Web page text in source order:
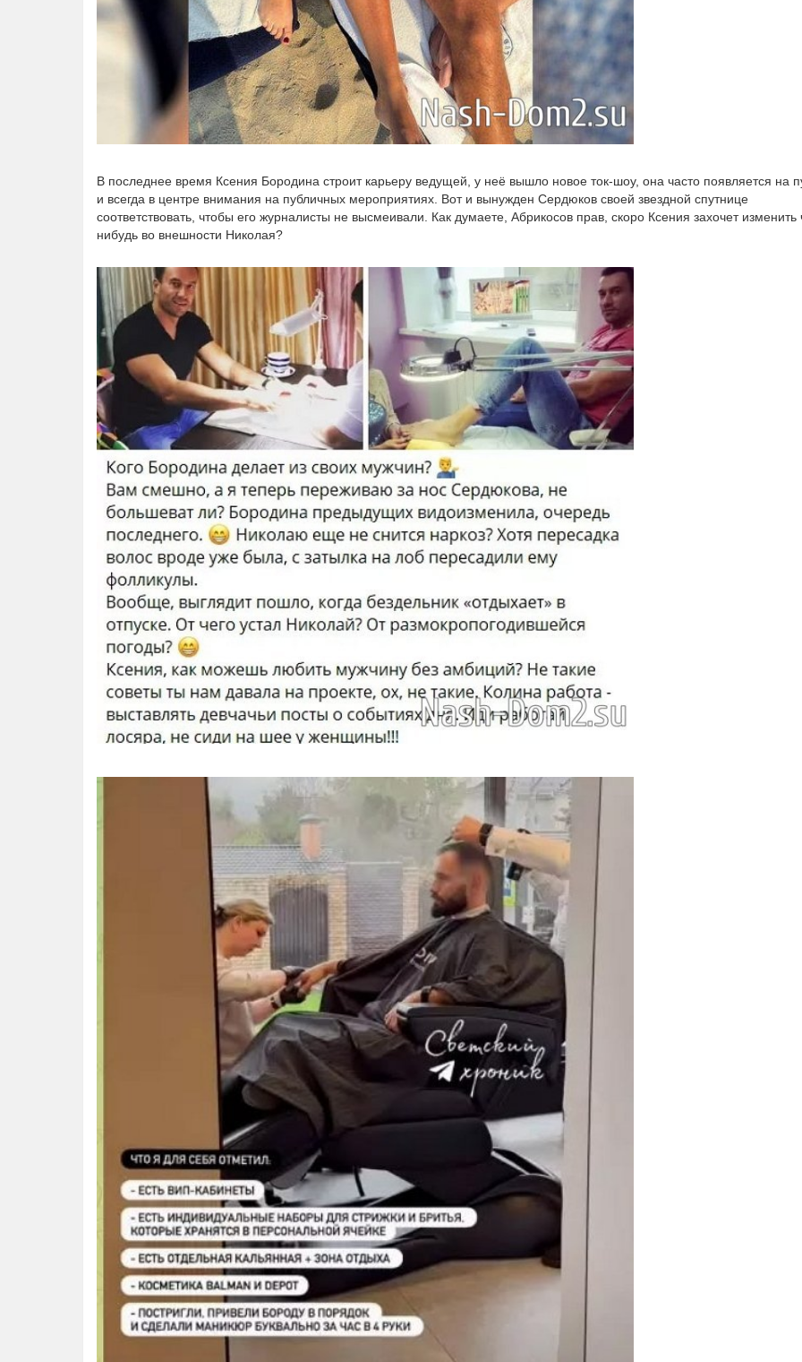
В последнее время Ксения Бородина строит карьеру ведущей, у неё вышло новое ток-шоу, она часто появляется на
и всегда в центре внимания на публичных мероприятиях. Вот и вынужден Сердюков своей звездной спутнице
соответствовать, чтобы его журналисты не высмеивали. Как думаете, Абрикосов прав, скоро Ксения захочет изменить
нибудь во внешности Николая?